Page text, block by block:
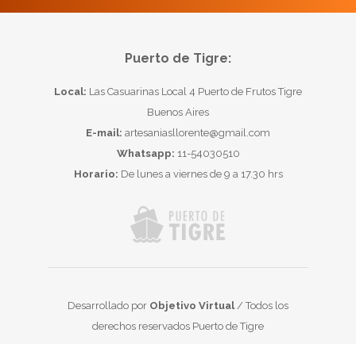
Puerto de Tigre:
Local: Las Casuarinas Local 4 Puerto de Frutos Tigre
Buenos Aires
E-mail: artesaniasllorente@gmail.com
Whatsapp: 11-54030510
Horario: De lunes a viernes de 9 a 17.30 hrs
Desarrollado por Objetivo Virtual/ Todos los
derechos reservados Puerto de Tigre